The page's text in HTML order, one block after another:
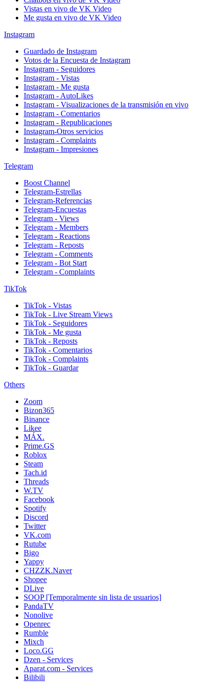
Vistas en vivo de VK Video
Me gusta en vivo de VK Video
Instagram
Guardado de Instagram
Votos de la Encuesta de Instagram
Instagram - Seguidores
Instagram - Vistas
Instagram - Me gusta
Instagram - AutoLikes
Instagram - Visualizaciones de la transmisión en vivo
Instagram - Comentarios
Instagram - Republicaciones
Instagram-Otros servicios
Instagram - Complaints
Instagram - Impresiones
Telegram
Boost Channel
Telegram-Estrellas
Telegram-Referencias
Telegram-Encuestas
Telegram - Views
Telegram - Members
Telegram - Reactions
Telegram - Reposts
Telegram - Comments
Telegram - Bot Start
Telegram - Complaints
TikTok
TikTok - Vistas
TikTok - Live Stream Views
TikTok - Seguidores
TikTok - Me gusta
TikTok - Reposts
TikTok - Comentarios
TikTok - Complaints
TikTok - Guardar
Others
Zoom
Bizon365
Binance
Likee
MÁX.
Prime.GS
Roblox
Steam
Tach.id
Threads
W.TV
Facebook
Spotify
Discord
Twitter
VK.com
Rutube
Bigo
Yappy
CHZZK.Naver
Shopee
DLive
SOOP [Temporalmente sin lista de usuarios]
PandaTV
Nonolive
Openrec
Rumble
Mixch
Loco.GG
Dzen - Services
Aparat.com - Services
Bilibili